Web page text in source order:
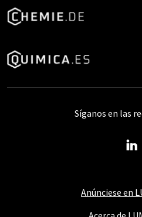
Anúnciese en
Síganos en las